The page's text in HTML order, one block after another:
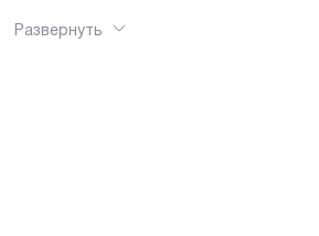
универсальной базе на каждый день.
Развернуть